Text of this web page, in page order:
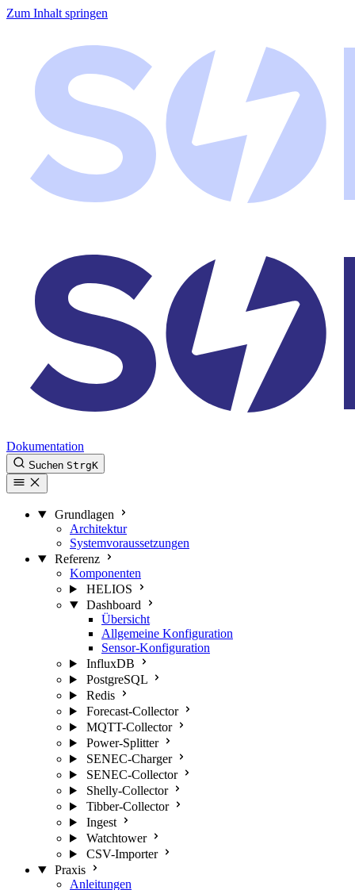
Zum Inhalt springen
Dokumentation
Suchen StrgK
Grundlagen
Architektur
Systemvoraussetzungen
Referenz
Komponenten
HELIOS
Dashboard
Übersicht
Allgemeine Konfiguration
Sensor-Konfiguration
InfluxDB
PostgreSQL
Redis
Forecast-Collector
MQTT-Collector
Power-Splitter
SENEC-Charger
SENEC-Collector
Shelly-Collector
Tibber-Collector
Ingest
Watchtower
CSV-Importer
Praxis
Anleitungen